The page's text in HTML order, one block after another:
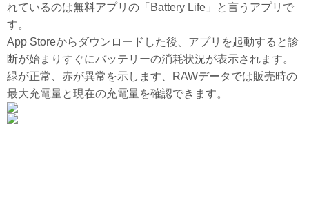
れているのは無料アプリの「Battery Life」と言うアプリで
す。
App Storeからダウンロードした後、アプリを起動すると診
断が始まりすぐにバッテリーの消耗状況が表示されます。
緑が正常、赤が異常を示します、RAWデータでは販売時の
最大充電量と現在の充電量を確認できます。